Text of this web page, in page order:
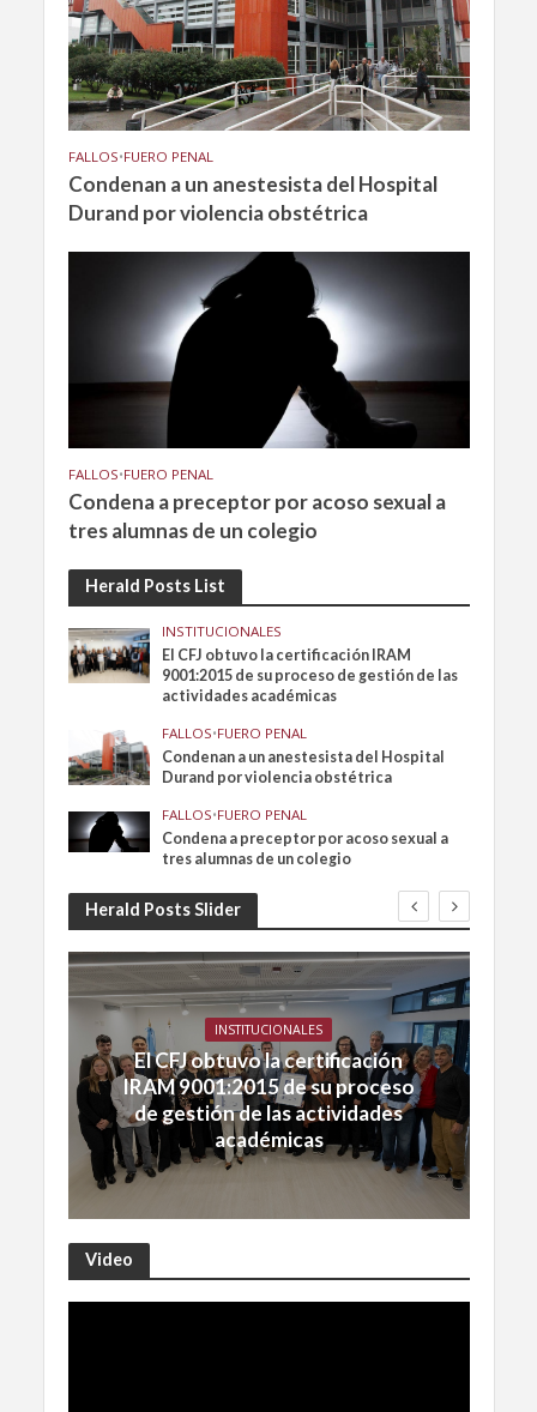
FALLOS•FUERO PENAL
Condenan a un anestesista del Hospital
Durand por violencia obstétrica
FALLOS•FUERO PENAL
Condena a preceptor por acoso sexual a
tres alumnas de un colegio
Herald Posts List
INSTITUCIONALES
El CFJ obtuvo la certificación IRAM
9001:2015 de su proceso de gestión de las
actividades académicas
FALLOS•FUERO PENAL
Condenan a un anestesista del Hospital
Durand por violencia obstétrica
FALLOS•FUERO PENAL
Condena a preceptor por acoso sexual a
tres alumnas de un colegio
Herald Posts Slider
INSTITUCIONALES
El CFJ obtuvo la certificación
IRAM 9001:2015 de su proceso
de gestión de las actividades
académicas
Video